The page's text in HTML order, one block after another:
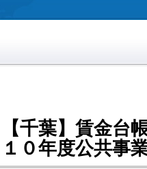
【千葉】賃金
１０年度公共事